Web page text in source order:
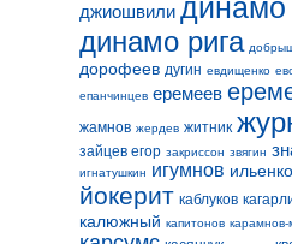
джиошвили динамо
динамо рига
дорофеев дугин евдищенко
епанчинцев еремеев
жамнов жердев житник
зайцев егор закриссон звягин
игнатушкин игумнов ильенко
йокерит каблуков
калюжный капитонов карамнов-